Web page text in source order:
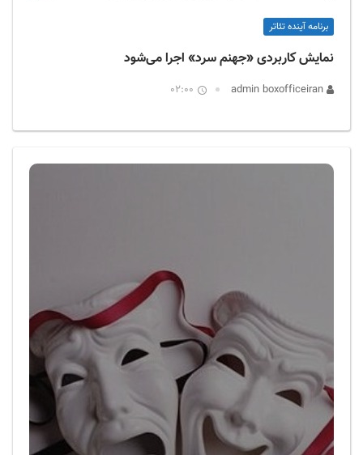
برنامه آینده تئاتر
نمایش کاربردی «جهنم سرد» اجرا می‌شود
02:00